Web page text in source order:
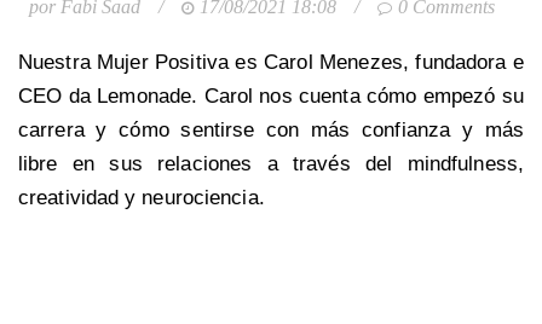
por Fabi Saad / 17/08/2021 18:08 / 0 Comments
Nuestra Mujer Positiva es Carol Menezes, fundadora e
CEO da Lemonade. Carol nos cuenta cómo empezó su
carrera y cómo sentirse con más confianza y más
libre en sus relaciones a través del mindfulness,
creatividad y neurociencia.